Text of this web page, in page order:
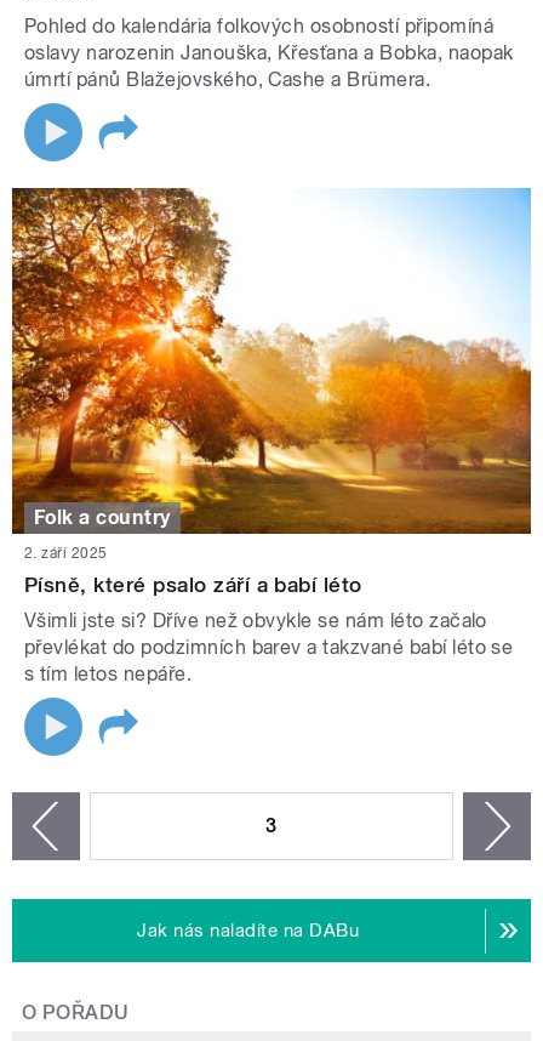
Pohled do kalendária folkových osobností připomíná
oslavy narozenin Janouška, Křesťana a Bobka, naopak
úmrtí pánů Blažejovského, Cashe a Brümera.
Folk a country
2. září 2025
Písně, které psalo září a babí léto
Všimli jste si? Dříve než obvykle se nám léto začalo
převlékat do podzimních barev a takzvané babí léto se
s tím letos nepáře.
3
Jak nás naladíte na DABu
O POŘADU